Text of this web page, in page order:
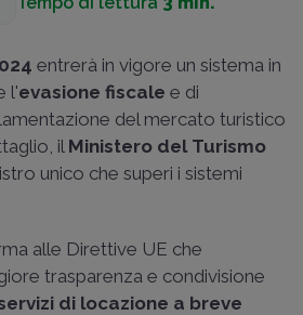
entrerà in vigore un sistema in
l'evasione fiscale e di
del mercato turistico
il Ministero del Turismo
unico che superi i sistemi
alle Direttive UE che
trasparenza e condivisione
di locazione a breve